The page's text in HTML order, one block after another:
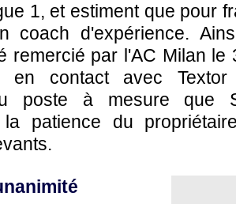
1, et estiment que pour
coach d'expérience.
remercié par l'AC Milan le
en contact avec
poste à mesure que
la patience du